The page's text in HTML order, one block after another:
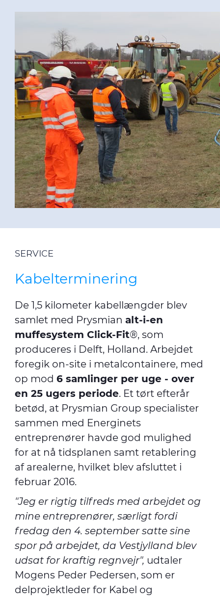
SERVICE
Kabelterminering
De 1,5 kilometer kabellængder blev
samlet med Prysmian alt-i-en
muffesystem Click-Fit®, som
produceres i Delft, Holland. Arbejdet
foregik on-site i metalcontainere, med
op mod 6 samlinger per uge - over
en 25 ugers periode. Et tørt efterår
betød, at Prysmian Group specialister
sammen med Energinets
entreprenører havde god mulighed
for at nå tidsplanen samt retablering
af arealerne, hvilket blev afsluttet i
februar 2016.
"Jeg er rigtig tilfreds med arbejdet og
mine entreprenører, særligt fordi
fredag den 4. september satte sine
spor på arbejdet, da Vestjylland blev
udsat for kraftig regnvejr", udtaler
Mogens Peder Pedersen, som er
delprojektleder for Kabel og